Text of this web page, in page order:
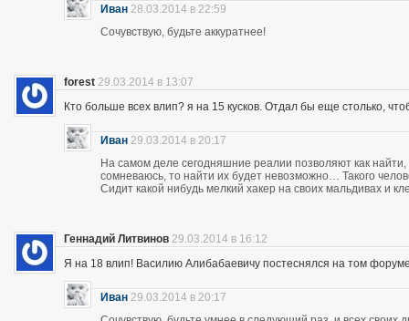
Иван 28.03.2014 в 22:59
Сочувствую, будьте аккуратнее!
forest 29.03.2014 в 13:07
Кто больше всех влип? я на 15 кусков. Отдал бы еще столько,
Иван 29.03.2014 в 20:17
На самом деле сегодняшние реалии позволяют как
сомневаюсь, то найти их будет невозможно… Такого
Сидит какой нибудь мелкий хакер на своих мальдивах и
Геннадий Литвинов 29.03.2014 в 16:12
Я на 18 влип! Василию Алибабаевичу постеснялся на том
Иван 29.03.2014 в 20:17